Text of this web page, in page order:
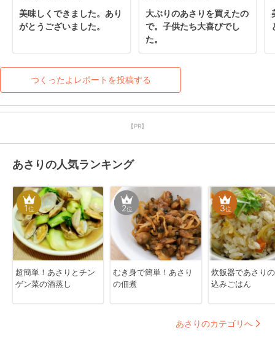
美味しくできました。あり
がとうございました。
大ぶりのあさりを買えたの
で。子供たち大喜びでし
た。
つくったよレポートを投稿する
【PR】
あさりの人気ランキング
1位
超簡単！あさりとチン
ゲン菜の酒蒸し
2位
むき身で簡単！あさり
の佃煮
3位
炊飯器であさり
込みごはん
あさりのカテゴリへ